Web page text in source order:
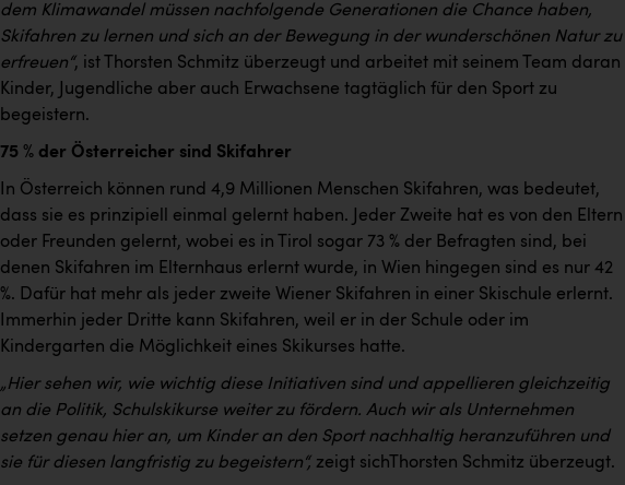
dem Klimawandel müssen nachfolgende Generationen die Chance haben,
Skifahren zu lernen und sich an der Bewegung in der wunderschönen Natur zu
erfreuen“, ist Thorsten Schmitz überzeugt und arbeitet mit seinem Team daran
Kinder, Jugendliche aber auch Erwachsene tagtäglich für den Sport zu
begeistern.
75 % der Österreicher sind Skifahrer
In Österreich können rund 4,9 Millionen Menschen Skifahren, was bedeutet,
dass sie es prinzipiell einmal gelernt haben. Jeder Zweite hat es von den Eltern
oder Freunden gelernt, wobei es in Tirol sogar 73 % der Befragten sind, bei
denen Skifahren im Elternhaus erlernt wurde, in Wien hingegen sind es nur 42
%. Dafür hat mehr als jeder zweite Wiener Skifahren in einer Skischule erlernt.
Immerhin jeder Dritte kann Skifahren, weil er in der Schule oder im
Kindergarten die Möglichkeit eines Skikurses hatte.
„Hier sehen wir, wie wichtig diese Initiativen sind und appellieren gleichzeitig
an die Politik, Schulskikurse weiter zu fördern. Auch wir als Unternehmen
setzen genau hier an, um Kinder an den Sport nachhaltig heranzuführen und
sie für diesen langfristig zu begeistern“, zeigt sichThorsten Schmitz überzeugt.